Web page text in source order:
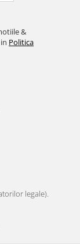
&
Politica
legale).